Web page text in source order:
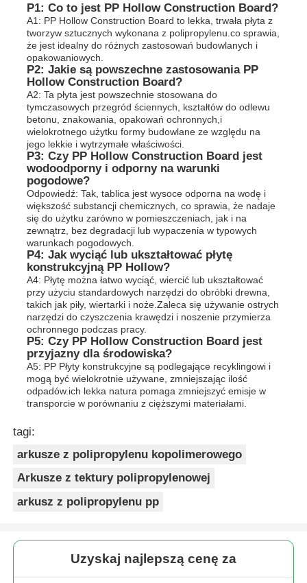
P1: Co to jest PP Hollow Construction Board?
A1: PP Hollow Construction Board to lekka, trwała płyta z
tworzyw sztucznych wykonana z polipropylenu.co sprawia,
że jest idealny do różnych zastosowań budowlanych i
opakowaniowych.
P2: Jakie są powszechne zastosowania PP
Hollow Construction Board?
A2: Ta płyta jest powszechnie stosowana do
tymczasowych przegród ściennych, kształtów do odlewu
betonu, znakowania, opakowań ochronnych,i
wielokrotnego użytku formy budowlane ze względu na
jego lekkie i wytrzymałe właściwości.
P3: Czy PP Hollow Construction Board jest
wodoodporny i odporny na warunki
pogodowe?
Odpowiedź: Tak, tablica jest wysoce odporna na wodę i
większość substancji chemicznych, co sprawia, że nadaje
się do użytku zarówno w pomieszczeniach, jak i na
zewnątrz, bez degradacji lub wypaczenia w typowych
warunkach pogodowych.
P4: Jak wyciąć lub ukształtować płytę
konstrukcyjną PP Hollow?
A4: Płytę można łatwo wyciąć, wiercić lub ukształtować
przy użyciu standardowych narzędzi do obróbki drewna,
takich jak piły, wiertarki i noże.Zaleca się używanie ostrych
narzędzi do czyszczenia krawędzi i noszenie przymierza
ochronnego podczas pracy.
P5: Czy PP Hollow Construction Board jest
przyjazny dla środowiska?
A5: PP Płyty konstrukcyjne są podlegające recyklingowi i
mogą być wielokrotnie używane, zmniejszając ilość
odpadów.ich lekka natura pomaga zmniejszyć emisje w
transporcie w porównaniu z cięższymi materiałami.
tagi:
arkusze z polipropylenu kopolimerowego
Arkusze z tektury polipropylenowej
arkusz z polipropylenu pp
Uzyskaj najlepszą cenę za